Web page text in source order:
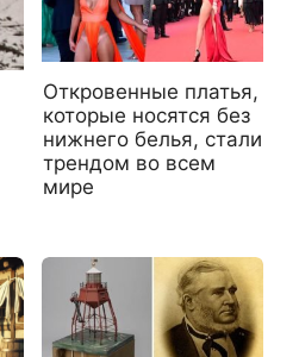
Откровенные платья,
которые носятся без
нижнего белья, стали
трендом во всем
мире